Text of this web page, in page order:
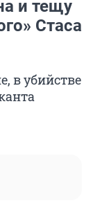
и тещу
Стаса
в убийстве